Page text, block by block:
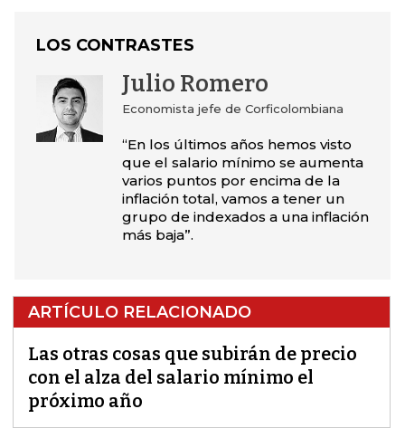
LOS CONTRASTES
Julio Romero
Economista jefe de Corficolombiana
“En los últimos años hemos visto
que el salario mínimo se aumenta
varios puntos por encima de la
inflación total, vamos a tener un
grupo de indexados a una inflación
más baja”.
ARTÍCULO RELACIONADO
Las otras cosas que subirán de precio
con el alza del salario mínimo el
próximo año